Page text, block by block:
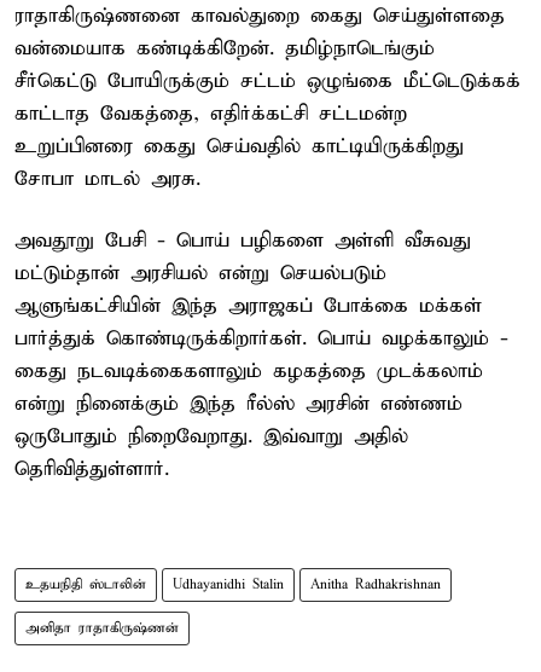
ராதாகிருஷ்ணனை காவல்துறை கைது செய்துள்ளதை
வன்மையாக கண்டிக்கிறேன். தமிழ்நாடெங்கும்
சீர்கெட்டு போயிருக்கும் சட்டம் ஒழுங்கை மீட்டெடுக்கக்
காட்டாத வேகத்தை, எதிர்க்கட்சி சட்டமன்ற
உறுப்பினரை கைது செய்வதில் காட்டியிருக்கிறது
சோபா மாடல் அரசு.
அவதூறு பேசி - பொய் பழிகளை அள்ளி வீசுவது
மட்டும்தான் அரசியல் என்று செயல்படும்
ஆளுங்கட்சியின் இந்த அராஜகப் போக்கை மக்கள்
பார்த்துக் கொண்டிருக்கிறார்கள். பொய் வழக்காலும் -
கைது நடவடிக்கைகளாலும் கழகத்தை முடக்கலாம்
என்று நினைக்கும் இந்த ரீல்ஸ் அரசின் எண்ணம்
ஒருபோதும் நிறைவேறாது. இவ்வாறு அதில்
தெரிவித்துள்ளார்.
உதயநிதி ஸ்டாலின் Udhayanidhi Stalin Anitha Radhakrishnan
அனிதா ராதாகிருஷ்ணன்